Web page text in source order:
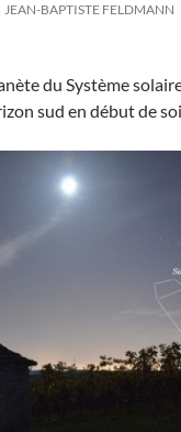
JEAN-BAPTISTE FELDMANN
du Système
sud en début de